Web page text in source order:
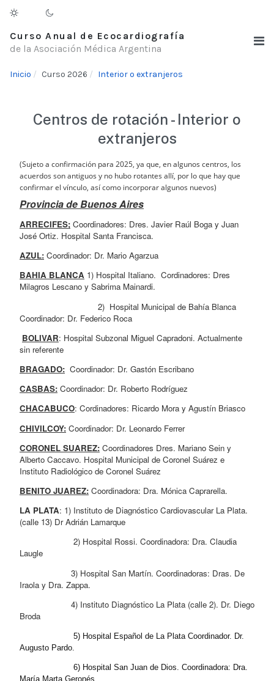
Curso Anual de Ecocardiografía
de la Asociación Médica Argentina
Inicio Curso 2026 Interior o extranjeros
Centros de rotación - Interior o
extranjeros
(Sujeto a confirmación para 2025, ya que, en algunos centros, los
acuerdos son antiguos y no hubo rotantes allí, por lo que hay que
confirmar el vínculo, así como incorporar algunos nuevos)
Provincia de Buenos Aires
ARRECIFES; Coordinadores: Dres. Javier Raúl Boga y Juan
José Ortiz. Hospital Santa Francisca.
AZUL: Coordinador: Dr. Mario Agarzua
BAHIA BLANCA 1) Hospital Italiano.  Cordinadores: Dres
Milagros Lescano y Sabrima Mainardi.
2)  Hospital Municipal de Bahía Blanca
Coordinador: Dr. Federico Roca
BOLIVAR: Hospital Subzonal Miguel Capradoni. Actualmente
sin referente
BRAGADO: Coordinador: Dr. Gastón Escribano
CASBAS: Coordinador: Dr. Roberto Rodríguez
CHACABUCO: Cordinadores: Ricardo Mora y Agustín Briasco
CHIVILCOY: Coordinador: Dr. Leonardo Ferrer
CORONEL SUAREZ: Coordinadores Dres. Mariano Sein y
Alberto Caccavo. Hospital Municipal de Coronel Suárez e
Instituto Radiológico de Coronel Suárez
BENITO JUAREZ: Coordinadora: Dra. Mónica Caprarella.
LA PLATA: 1) Instituto de Diagnóstico Cardiovascular La Plata.
(calle 13) Dr Adrián Lamarque
2) Hospital Rossi. Coordinadora: Dra. Claudia
Laugle
3) Hospital San Martín. Coordinadoras: Dras. De
Iraola y Dra. Zappa.
4) Instituto Diagnóstico La Plata (calle 2). Dr. Diego
Broda
5) Hospital Español de La Plata Coordinador. Dr.
Augusto Pardo.
6) Hospital San Juan de Dios. Coordinadora: Dra.
María Marta Geronés